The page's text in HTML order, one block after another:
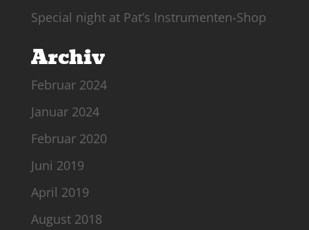
Special night at Pat’s Instrumenten-Shop
Archiv
Februar 2024
Januar 2024
Februar 2020
Juni 2019
April 2019
August 2018